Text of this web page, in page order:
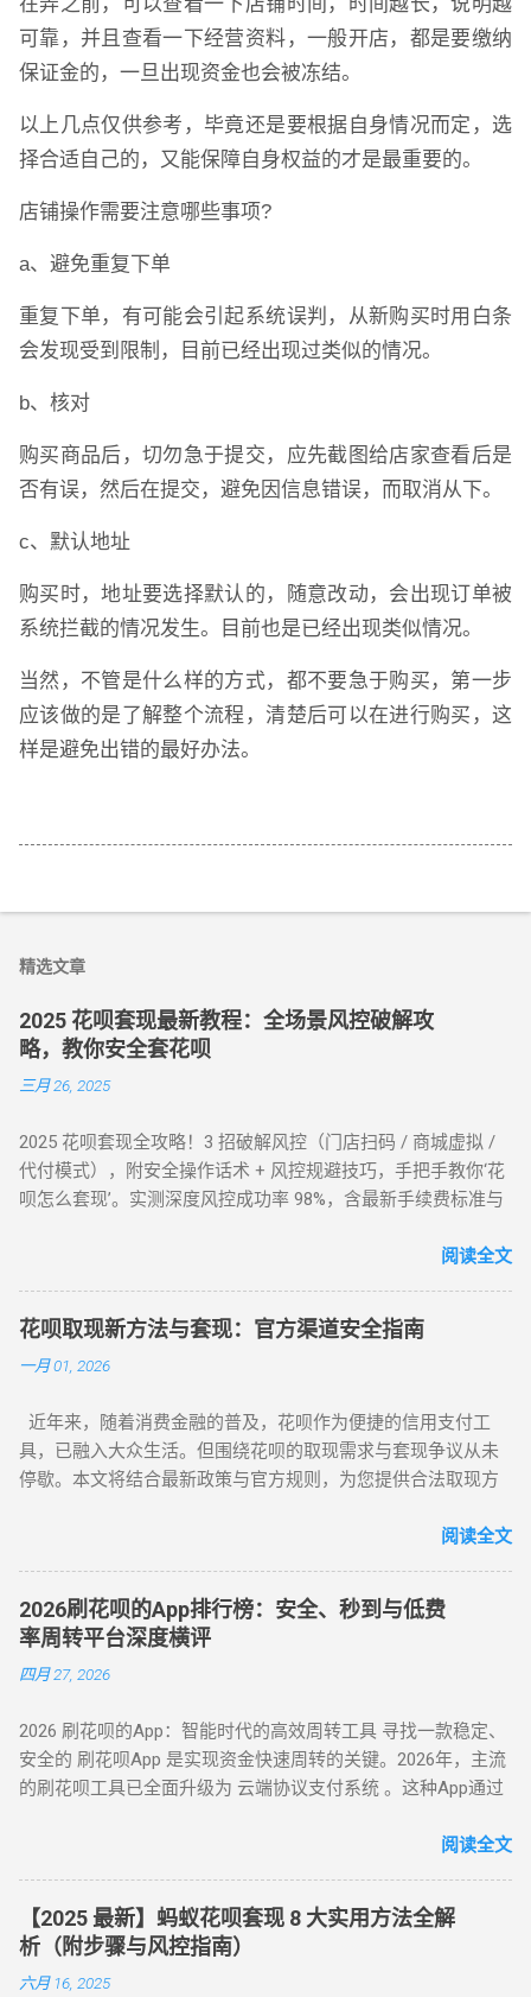
在弄之前，可以查看一下店铺时间，时间越长，说明越
可靠，并且查看一下经营资料，一般开店，都是要缴纳
保证金的，一旦出现资金也会被冻结。
以上几点仅供参考，毕竟还是要根据自身情况而定，选
择合适自己的，又能保障自身权益的才是最重要的。
店铺操作需要注意哪些事项?
a、避免重复下单
重复下单，有可能会引起系统误判，从新购买时用白条
会发现受到限制，目前已经出现过类似的情况。
b、核对
购买商品后，切勿急于提交，应先截图给店家查看后是
否有误，然后在提交，避免因信息错误，而取消从下。
c、默认地址
购买时，地址要选择默认的，随意改动，会出现订单被
系统拦截的情况发生。目前也是已经出现类似情况。
当然，不管是什么样的方式，都不要急于购买，第一步
应该做的是了解整个流程，清楚后可以在进行购买，这
样是避免出错的最好办法。
精选文章
2025 花呗套现最新教程：全场景风控破解攻
略，教你安全套花呗
三月 26, 2025
2025 花呗套现全攻略！3 招破解风控（门店扫码 / 商城虚拟 /
代付模式），附安全操作话术 + 风控规避技巧，手把手教你‘花
呗怎么套现’。实测深度风控成功率 98%，含最新手续费标准与
教程：全场景风控破解攻略，教你安全套花呗 在移动支付普
成为用户关注的焦点。本文将针对不同风控等级的花呗账户，
提供系统性的套现解决方案，帮助用户在合规前提下实现额度
变现。如果你正在搜索 “花呗怎么套现” 或 “花呗套现教程”，本
呗：门店扫码套现法，秒到账的快捷操作 对于未触发风控的花
呗账户，最直接的套现方式是通过实体门店完成。 操作步骤如
下： 寻找支持花呗的实体商家 ：如便利店、餐饮店等，确认其
款码，选择花呗支付指定金额。 实时结算 ：商家收到款项后，
扣除手续费将资金转回用户账户。此方法无需复杂流程，资金
秒到账，尤其适合小额至中大额的套现需求，是 “花呗怎么套
现” 最便捷的答案。 二、普通风控账户：线上商城虚拟交易，
500-1000 元），可通过线上商城的虚拟交易模式实现套现。 具
风控账户兼容性较高的平台。 创建虚拟订单 ：选购电子卡券、
话费充值等虚拟商品，使用花呗支付。 模拟物流确认 ：商家提
供虚假物流信息后，用户在订单页面点击 “确认收货”。 快速回
法通过模拟真实购物场景，有效规避单笔限额，是 “花呗套现教
程” 中针对普通风控的核心策略。 三、深度风控账户：代付模
式破解，20-100 元也能全额套现 针对仅能支付 20-100 元或完
全无法交易的深度风控账户，代付模式成为终极解决方案。 操
阅读全文
花呗取现新方法与套现：官方渠道安全指南
一月 01, 2026
近年来，随着消费金融的普及，花呗作为便捷的信用支付工
具，已融入大众生活。但围绕花呗的取现需求与套现争议从未
停歇。本文将结合最新政策与官方规则，为您提供合法取现方
为何限制套现？官方明令禁止的三大原因 花呗自 2015 年上线
景。以下是套现行为被严格限制的核心原因： 法律风险 ：套现
属于非法资金转移行为，涉及虚构交易、虚假退款等操作，可
能触犯《反洗钱法》及金融监管条例。 账户安全 ：第三方套现
平台常伴随信息泄露、诈骗风险，导致用户资金损失或账户被
结、芝麻分下降，甚至影响个人征信记录。 据 2024 年央行数
据显示，因套现被关闭花呗功能的用户同比增长 37%，部分用
户更因违规操作被列入金融机构黑名单。 二、2025 年花呗取现
付宝于近期升级「备用金」功能，实现花呗额度直接取现至银
行卡。具体操作步骤如下： 入口激活 ：打开支付宝 APP → 点
击「我的」→ 进入「花呗」页面，找到「备用金」开通入口。
额度确认 ：备用金额度与花呗可用额度实时同步（部分用户享
刷脸认证，确认利率及还款规则。 资金划转 ：输入取现金额
阅读全文
2026刷花呗的App排行榜：安全、秒到与低费
率周转平台深度横评
四月 27, 2026
2026 刷花呗的App：智能时代的高效周转工具 寻找一款稳定、
安全的 刷花呗App 是实现资金快速周转的关键。2026年，主流
的刷花呗工具已全面升级为 云端协议支付系统 。这种App通过
呗额度通过模拟购物流程转化为可提现余额。目前主流App的综
款 多通道备份 隐私加密 在移动支付高度发达的今天，刷花呗
已不再需要传统的线下寻找商家。只需通过手机下载特定的周
转 App 或关注 H5 平台，即可实现“足不出户，额度变现”。
一、 2026 年主流刷花呗 App 模式对比 App 类型 技术核心 到账
阅读全文
【2025 最新】蚂蚁花呗套现 8 大实用方法全解
析（附步骤与风控指南）
六月 16, 2025